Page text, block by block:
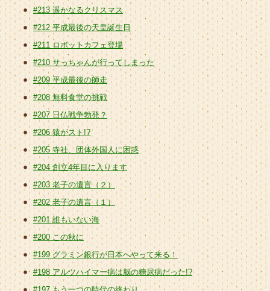
#213 遥かなるクリスマス
#212 平成最後の天皇誕生日
#211 ロボットカフェ登場
#210 サっちゃんが行ってしまった
#209 平成最後の師走
#208 無料食堂の挑戦
#207 日仏戦争勃発？
#206 猿がスト!?
#205 寺社、団体外国人に困惑
#204 創立4年目に入ります
#203 老子の遺言（２）
#202 老子の遺言（１）
#201 誰もいない海
#200 この秋に
#199 グラミン銀行が日本へやって来る！
#198 アルツハイマー病は脳の糖尿病だった!?